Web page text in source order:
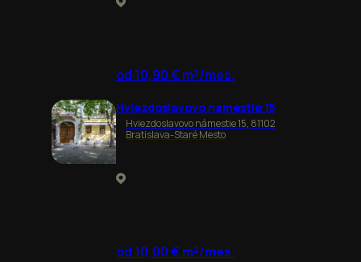
od 10,90 € m²/mes.
Hviezdoslavovo námestie 15
Hviezdoslavovo námestie 15, 81102
Bratislava-Staré Mesto
od 10,00 € m²/mes.